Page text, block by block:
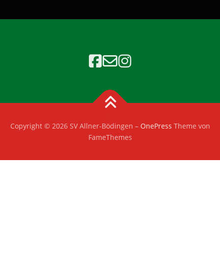
Copyright © 2026 SV Allner-Bödingen – OnePress Theme von
FameThemes